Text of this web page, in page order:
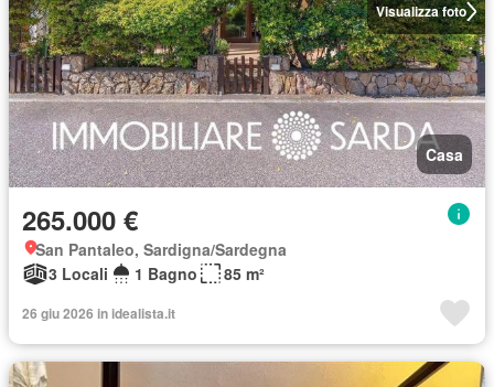
Visualizza foto
Casa
265.000 €
San Pantaleo, Sardigna/Sardegna
3 Locali
1 Bagno 85 m²
26 giu 2026 in idealista.it